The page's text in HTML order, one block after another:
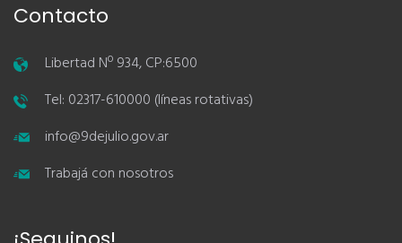
Contacto
Libertad Nº 934, CP:6500
Tel: 02317-610000 (líneas rotativas)
info@9dejulio.gov.ar
Trabajá con nosotros